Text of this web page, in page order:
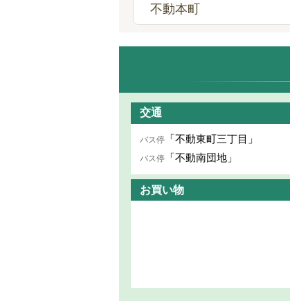
不動本町
交通
バス停 「不動東町三丁目」
バス停 「不動南団地」
お買い物